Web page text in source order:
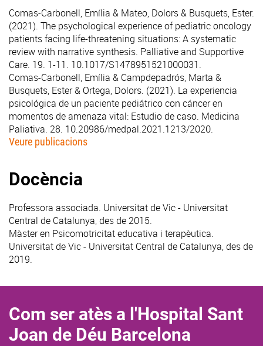
Comas-Carbonell, Emília & Mateo, Dolors & Busquets, Ester.
(2021). The psychological experience of pediatric oncology
patients facing life-threatening situations: A systematic
review with narrative synthesis. Palliative and Supportive
Care. 19. 1-11. 10.1017/S1478951521000031.
Comas-Carbonell, Emília & Campdepadrós, Marta &
Busquets, Ester & Ortega, Dolors. (2021). La experiencia
psicológica de un paciente pediátrico con cáncer en
momentos de amenaza vital: Estudio de caso. Medicina
Paliativa. 28. 10.20986/medpal.2021.1213/2020.
Veure publicacions
Docència
Professora associada. Universitat de Vic - Universitat
Central de Catalunya, des de 2015.
Màster en Psicomotricitat educativa i terapèutica.
Universitat de Vic - Universitat Central de Catalunya, des de
2019.
Com ser atès a l'Hospital Sant
Joan de Déu Barcelona